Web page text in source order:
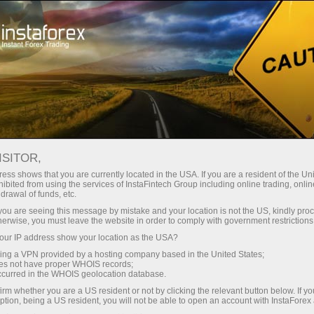
InstaForex के साथ आपको वास्तविक
लीवरेज, मार्केट में बेहतरीन स्प्रेड्स और
कमीशन, और स्टॉक्स व इंडेक्स ट्रेडिंग के लिए
फायदेमंद शर्तें।
छोटे
हर डिपॉजिट पर
30% बोनस
ट्रेडिंग में
और हाईवे पर गति
shows that you are currently located in the USA. If you are a resident of the
from using the services of InstaFintech Group including online trading,
of funds, etc.
are seeing this message by mistake and your location is not the US, kindly
you must leave the website in order to comply with government
IP address show your location as the USA?
a VPN provided by a hosting company based in the United States;
not have proper WHOIS records;
in the WHOIS geolocation database.
whether you are a US resident or not by clicking the relevant button below. If
being a US resident, you will not be able to open an account with InstaForex